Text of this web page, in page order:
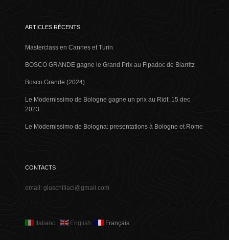
ARTICLES RÉCENTS
Masterclass en Cannes et Turin
BOSCO GRANDE gagne le Grand Prix au Fipadoc de Biarritz
Bosco Grande (2024)
Le Modernissimo de Bologne gagne un prix au Ridf, 15 dec
2023
Le Modernissimo de Bologna: presentations à Bologne et Rome
CONTACTS
email: giuschillaci@gmail.com
Italiano English Français